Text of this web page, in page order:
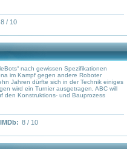
8 / 10
nach gewissen Spezifikationen
im Kampf gegen andere Roboter
Jahren dürfte sich in der Technik einiges
wird ein Turnier ausgetragen, ABC will
den Konstruktions- und Bauprozess
IMDb: 8 / 10